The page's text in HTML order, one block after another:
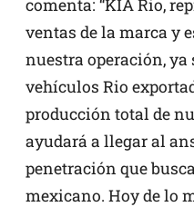
comenta: “KIA Rio,
ventas de la marca y
nuestra operación, ya
vehículos Rio
producción total de
ayudará a llegar al
penetración que
mexicano. Hoy de lo